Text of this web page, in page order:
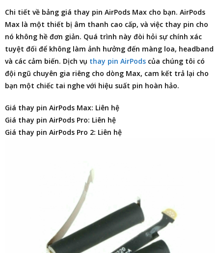
Chi tiết về bảng giá thay pin AirPods Max cho bạn. AirPods
Max là một thiết bị âm thanh cao cấp, và việc thay pin cho
nó không hề đơn giản. Quá trình này đòi hỏi sự chính xác
tuyệt đối để không làm ảnh hưởng đến màng loa, headband
và các cảm biến. Dịch vụ thay pin AirPods của chúng tôi có
đội ngũ chuyên gia riêng cho dòng Max, cam kết trả lại cho
bạn một chiếc tai nghe với hiệu suất pin hoàn hảo.
Giá thay pin AirPods Max: Liên hệ
Giá thay pin AirPods Pro: Liên hệ
Giá thay pin AirPods Pro 2: Liên hệ